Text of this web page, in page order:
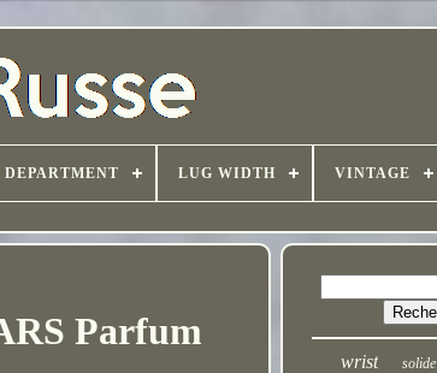
DEPARTMENT LUG WIDTH VINTAGE
Parfum
wrist solide